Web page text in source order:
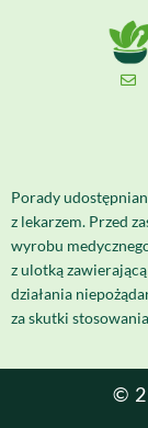
Porady
z lekarzem. Przed
wyrobu
z ulotką
działania
za skutki
©